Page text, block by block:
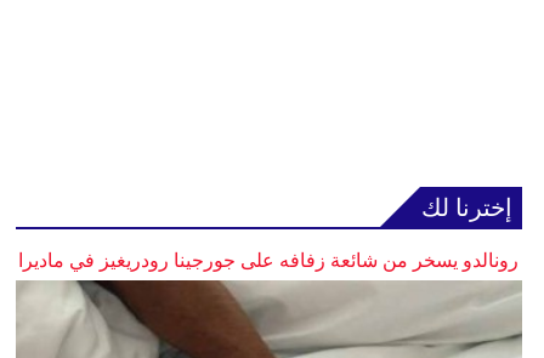
إخترنا لك
رونالدو يسخر من شائعة زفافه على جورجينا رودريغيز في ماديرا